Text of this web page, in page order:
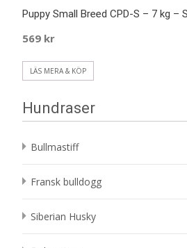
Puppy Small Breed CPD-S – 7 kg –
569 kr
LÄS MERA & KÖP
Hundraser
Bullmastiff
Fransk bulldogg
Siberian Husky